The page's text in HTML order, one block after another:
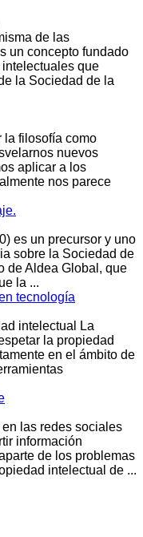
de las
un concepto fundado
intelectual es que
la Sociedad de la
la filosofía como
nuevos
aplicar a los
nos parece
es un precursor y uno
sobre la Sociedad de
de Aldea Global, que
la ...
tecnología
intelectual
La
la propiedad
en el ámbito de
las redes sociales
información
de los problemas
intelectual de ...